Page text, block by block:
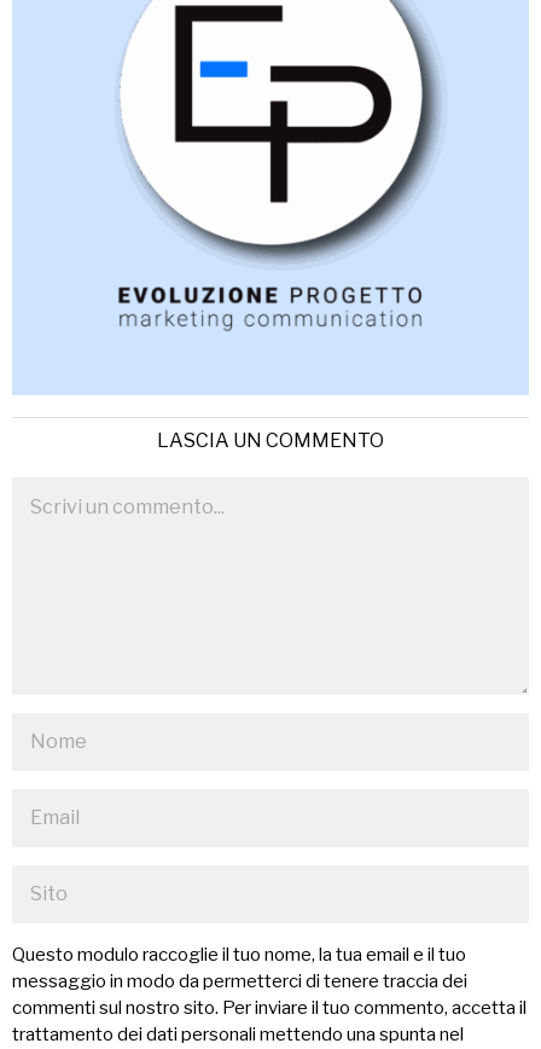
LASCIA UN COMMENTO
Questo modulo raccoglie il tuo nome, la tua email e il tuo
messaggio in modo da permetterci di tenere traccia dei
commenti sul nostro sito. Per inviare il tuo commento, accetta il
trattamento dei dati personali mettendo una spunta nel